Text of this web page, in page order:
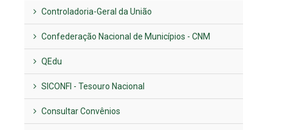
Controladoria-Geral da União
Confederação Nacional de Municípios - CNM
QEdu
SICONFI - Tesouro Nacional
Consultar Convênios